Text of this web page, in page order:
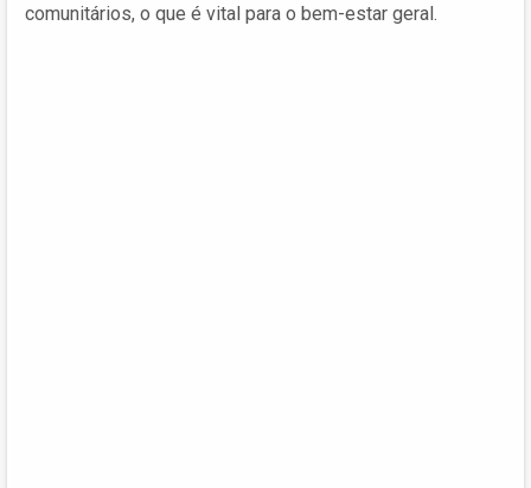
comunitários, o que é vital para o bem-estar geral.